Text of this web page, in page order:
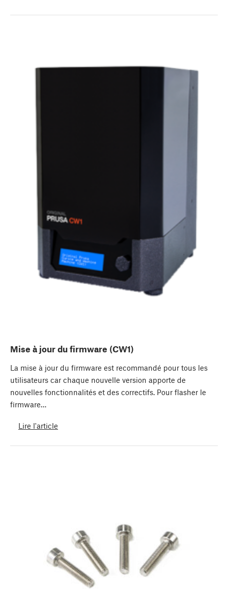
Mise à jour du firmware (CW1)
La mise à jour du firmware est recommandé pour tous les
utilisateurs car chaque nouvelle version apporte de
nouvelles fonctionnalités et des correctifs. Pour flasher le
firmware…
Lire l'article